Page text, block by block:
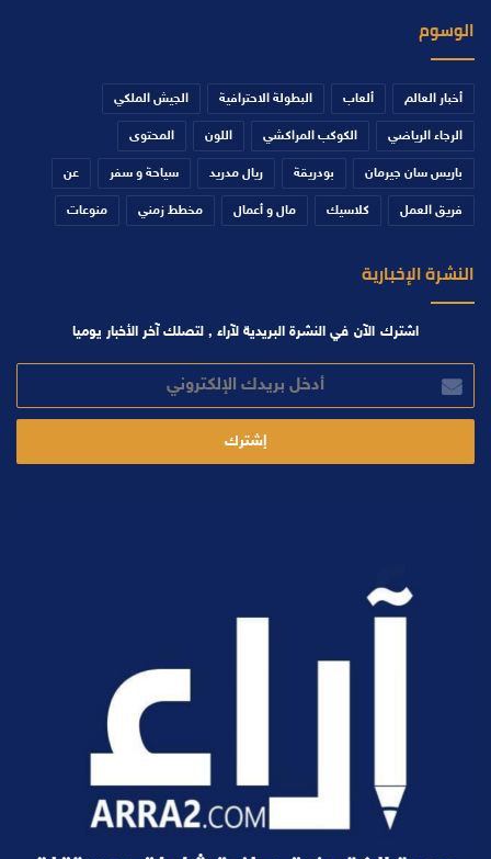
الوسوم
أخبار العالم ألعاب البطولة الاحترافية الجيش الملكي
الرجاء الرياضي الكوكب المراكشي اللون المحتوى
باريس سان جيرمان بودريقة ريال مدريد سياحة و سفر عن
فريق العمل كلاسيك مال و أعمال مخطط زمني منوعات
النشرة الإخبارية
اشترك الآن في النشرة البريدية لآراء , لتصلك آخر الأخبار يوميا
بريدك
الإلكتروني